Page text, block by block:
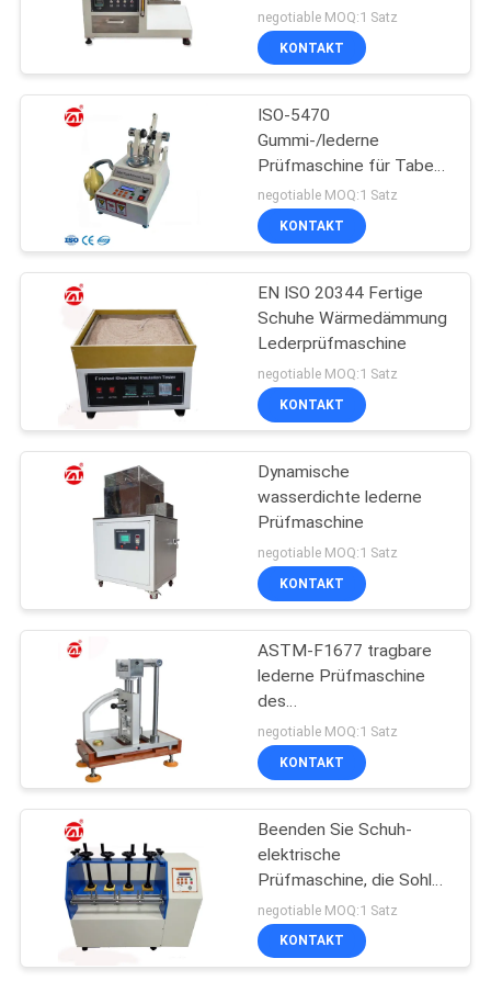
UNS
VERBINDUNG
NACHRICHTEN
FORDERN
SIE EIN
ZITAT
VR
SHOW
SITEMAP
PRIVACY
POLICY
Einlegesohlen-
Feuchtigkeitsaufnahme-
und Desorptions-
negotiable MOQ:1 Satz
KONTAKT
ISO-5470
Gummi-/lederne
Prüfmaschine für Taber
Abrasion Test
negotiable MOQ:1 Satz
KONTAKT
EN ISO 20344 Fertige
Schuhe Wärmedämmung
Lederprüfmaschine
negotiable MOQ:1 Satz
KONTAKT
Dynamische
wasserdichte lederne
Prüfmaschine
negotiable MOQ:1 Satz
KONTAKT
ASTM-F1677 tragbare
lederne Prüfmaschine
des
Labormarkii/Ellbogen-
Toggle-
Gleitschutztestgeräte
negotiable MOQ:1 Satz
KONTAKT
Beenden Sie Schuh-
elektrische
Prüfmaschine, die Sohle,
die lederne Prüfungs-
Instrumente biegt
negotiable MOQ:1 Satz
KONTAKT